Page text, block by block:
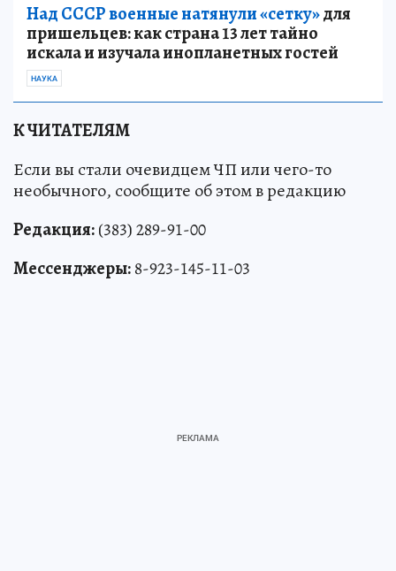
Над СССР военные натянули «сетку»для
пришельцев: как страна 13 лет тайно
искала и изучала инопланетных гостей
НАУКА
К ЧИТАТЕЛЯМ
Если вы стали очевидцем ЧП или чего-то
необычного, сообщите об этом в редакцию
Редакция:(383) 289-91-00
Мессенджеры:8-923-145-11-03